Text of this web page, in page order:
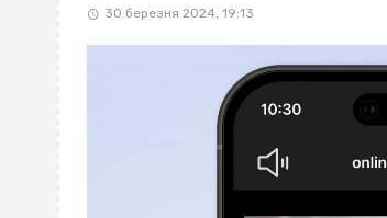
30 березня 2024, 19:13